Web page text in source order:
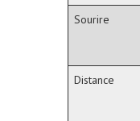
Sourire
Distance